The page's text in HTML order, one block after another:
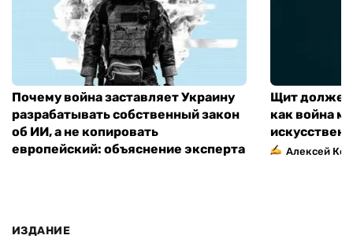
Почему война заставляет Украину
разрабатывать собственный закон
об ИИ, а не копировать
европейский: объяснение эксперта
Щит должен
как война
Алексей
ИЗДАНИЕ